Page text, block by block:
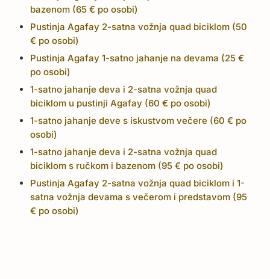
bazenom (65 € po osobi)
Pustinja Agafay 2-satna vožnja quad biciklom (50
€ po osobi)
Pustinja Agafay 1-satno jahanje na devama (25 €
po osobi)
1-satno jahanje deva i 2-satna vožnja quad
biciklom u pustinji Agafay (60 € po osobi)
1-satno jahanje deve s iskustvom večere (60 € po
osobi)
1-satno jahanje deva i 2-satna vožnja quad
biciklom s ručkom i bazenom (95 € po osobi)
Pustinja Agafay 2-satna vožnja quad biciklom i 1-
satna vožnja devama s večerom i predstavom (95
€ po osobi)